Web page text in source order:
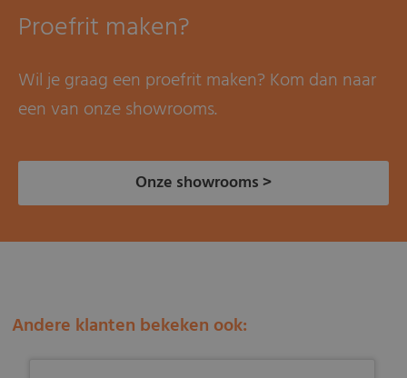
Proefrit maken?
Wil je graag een proefrit maken? Kom dan naar
een van onze showrooms.
Onze showrooms >
Andere klanten bekeken ook: